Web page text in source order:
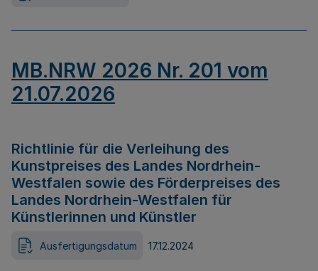
MB.NRW 2026 Nr. 201 vom
21.07.2026
Richtlinie für die Verleihung des
Kunstpreises des Landes Nordrhein-
Westfalen sowie des Förderpreises des
Landes Nordrhein-Westfalen für
Künstlerinnen und Künstler
Ausfertigungsdatum 17.12.2024